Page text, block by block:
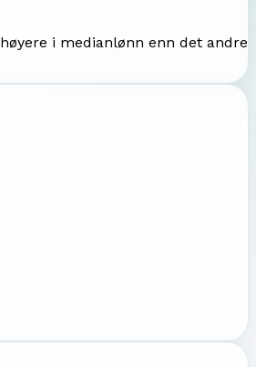
høyere i medianlønn enn det andre